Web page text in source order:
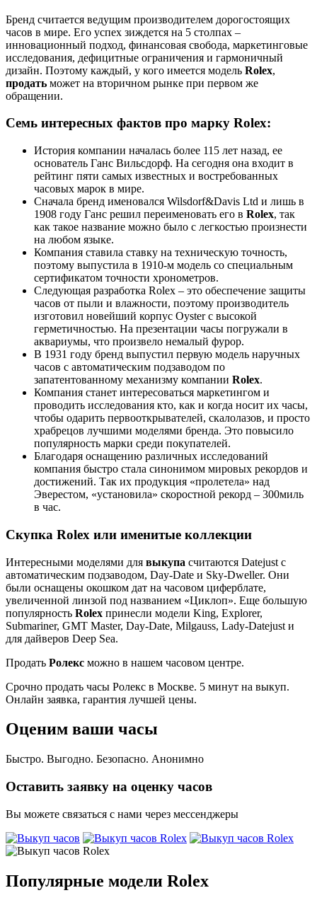
Бренд считается ведущим производителем дорогостоящих
часов в мире. Его успех зиждется на 5 столпах –
инновационный подход, финансовая свобода, маркетинговые
исследования, дефицитные ограничения и гармоничный
дизайн. Поэтому каждый, у кого имеется модель Rolex,
продать может на вторичном рынке при первом же
обращении.
Семь интересных фактов про марку Rolex:
История компании началась более 115 лет назад, ее
основатель Ганс Вильсдорф. На сегодня она входит в
рейтинг пяти самых известных и востребованных
часовых марок в мире.
Сначала бренд именовался Wilsdorf&Davis Ltd и лишь в
1908 году Ганс решил переименовать его в Rolex, так
как такое название можно было с легкостью произнести
на любом языке.
Компания ставила ставку на техническую точность,
поэтому выпустила в 1910-м модель со специальным
сертификатом точности хронометров.
Следующая разработка Rolex – это обеспечение защиты
часов от пыли и влажности, поэтому производитель
изготовил новейший корпус Oyster с высокой
герметичностью. На презентации часы погружали в
аквариумы, что произвело немалый фурор.
В 1931 году бренд выпустил первую модель наручных
часов с автоматическим подзаводом по
запатентованному механизму компании Rolex.
Компания станет интересоваться маркетингом и
проводить исследования кто, как и когда носит их часы,
чтобы одарить первооткрывателей, скалолазов, и просто
храбрецов лучшими моделями бренда. Это повысило
популярность марки среди покупателей.
Благодаря оснащению различных исследований
компания быстро стала синонимом мировых рекордов и
достижений. Так их продукция «пролетела» над
Эверестом, «установила» скоростной рекорд – 300миль
в час.
Скупка Rolex или именитые коллекции
Интересными моделями для выкупа считаются Datejust с
автоматическим подзаводом, Day-Date и Sky-Dweller. Они
были оснащены окошком дат на часовом циферблате,
увеличенной линзой под названием «Циклоп». Еще большую
популярность Rolex принесли модели King, Explorer,
Submariner, GMT Master, Day-Date, Milgauss, Lady-Datejust и
для дайверов Deep Sea.
Продать Ролекс можно в нашем часовом центре.
Срочно продать часы Ролекс в Москве. 5 минут на выкуп.
Онлайн заявка, гарантия лучшей цены.
Оценим ваши часы
Быстро. Выгодно. Безопасно. Анонимно
Оставить заявку на оценку часов
Вы можете связаться с нами через мессенджеры
Популярные модели Rolex